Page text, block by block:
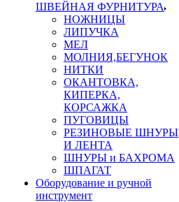
ШВЕЙНАЯ ФУРНИТУРА
НОЖНИЦЫ
ЛИПУЧКА
МЕЛ
МОЛНИЯ,БЕГУНОК
НИТКИ
ОКАНТОВКА,
КИПЕРКА,
КОРСАЖКА
ПУГОВИЦЫ
РЕЗИНОВЫЕ ШНУРЫ
И ЛЕНТА
ШНУРЫ и БАХРОМА
ШПАГАТ
Оборудование и ручной
инструмент